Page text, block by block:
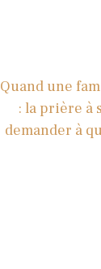
Quand une
: la prière à
demander à